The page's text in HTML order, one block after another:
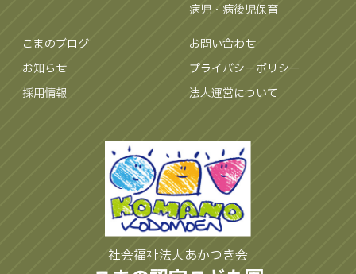
病児・病後児保育
こまのブログ
お知らせ
採用情報
お問い合わせ
プライバシーポリシー
法人運営について
社会福祉法人あかつき会